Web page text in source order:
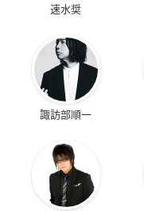
速水奨
諏訪部順一